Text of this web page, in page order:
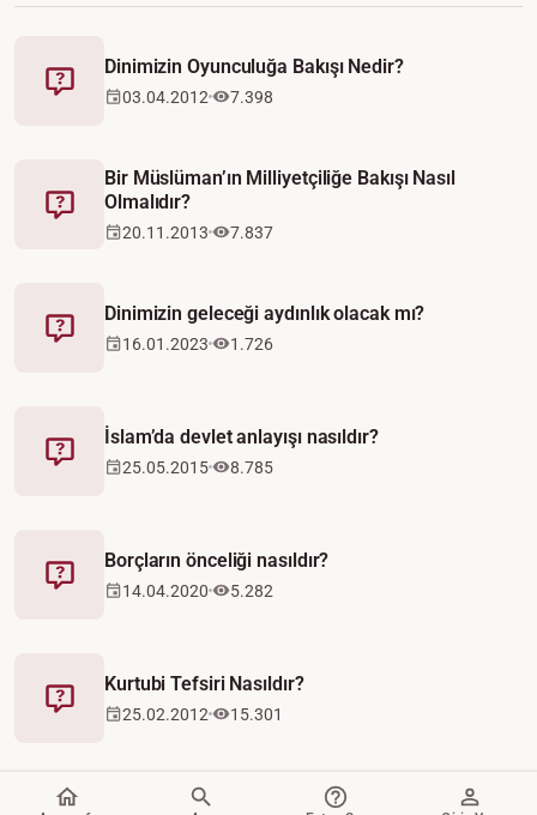
Fetva
Dinimizin Oyunculuğa Bakışı Nedir?
03.04.2012 7.398
Fetva
Bir Müslüman’ın Milliyetçiliğe Bakışı Nasıl
Olmalıdır?
20.11.2013 7.837
Fetva
Dinimizin geleceği aydınlık olacak mı?
16.01.2023 1.726
Fetva
İslam’da devlet anlayışı nasıldır?
25.05.2015 8.785
Fetva
Borçların önceliği nasıldır?
14.04.2020 5.282
Fetva
Kurtubi Tefsiri Nasıldır?
25.02.2012 15.301